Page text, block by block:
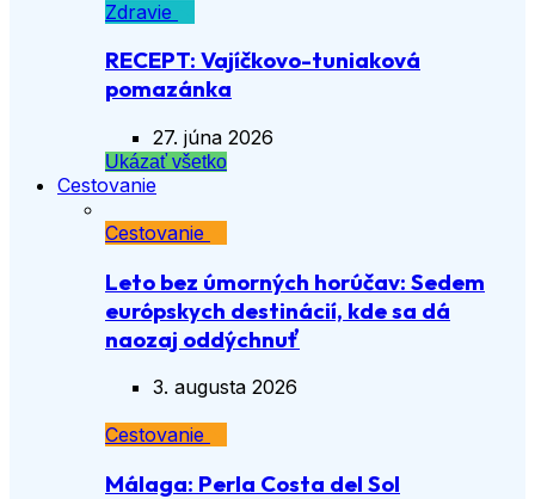
Zdravie
RECEPT: Vajíčkovo-tuniaková
pomazánka
27. júna 2026
Ukázať všetko
Cestovanie
Cestovanie
Leto bez úmorných horúčav: Sedem
európskych destinácií, kde sa dá
naozaj oddýchnuť
3. augusta 2026
Cestovanie
Málaga: Perla Costa del Sol